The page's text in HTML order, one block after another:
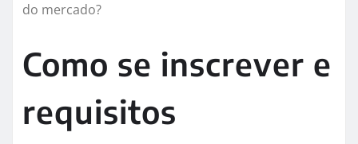
do mercado?
Como se inscrever e
requisitos